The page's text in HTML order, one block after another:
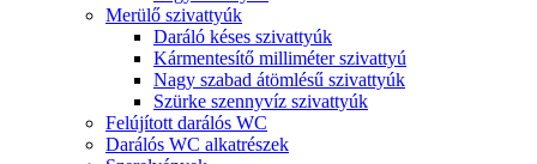
Merülő szivattyúk
Daráló késes szivattyúk
Kármentesítő milliméter szivattyú
Nagy szabad átömlésű szivattyúk
Szürke szennyvíz szivattyúk
Felújított darálós WC
Darálós WC alkatrészek